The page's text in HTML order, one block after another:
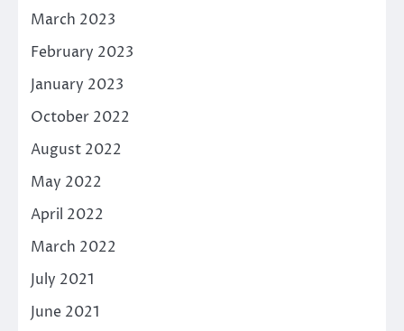
March 2023
February 2023
January 2023
October 2022
August 2022
May 2022
April 2022
March 2022
July 2021
June 2021